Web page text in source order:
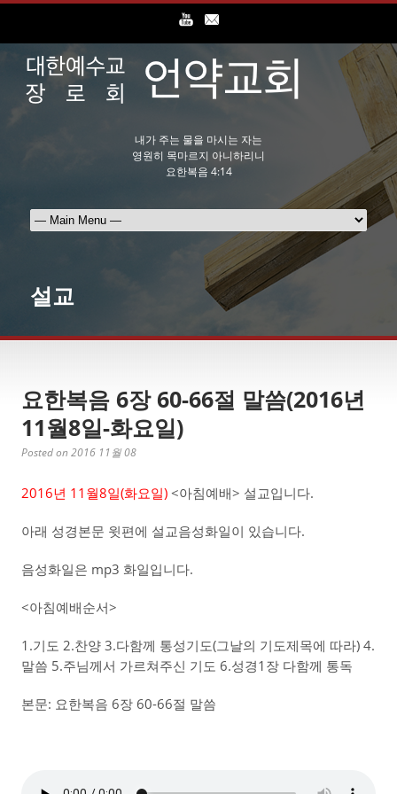
내가 주는 물을 마시는 자는
영원히 목마르지 아니하리니
요한복음 4:14
설교
요한복음 6장 60-66절 말씀(2016년
11월8일-화요일)
Posted on 2016 11월 08
2016년 11월8일(화요일) <아침예배> 설교입니다.
아래 성경본문 윗편에 설교음성화일이 있습니다.
음성화일은 mp3 화일입니다.
<아침예배순서>
1.기도 2.찬양 3.다함께 통성기도(그날의 기도제목에 따라) 4.
말씀 5.주님께서 가르쳐주신 기도 6.성경1장 다함께 통독
본문: 요한복음 6장 60-66절 말씀